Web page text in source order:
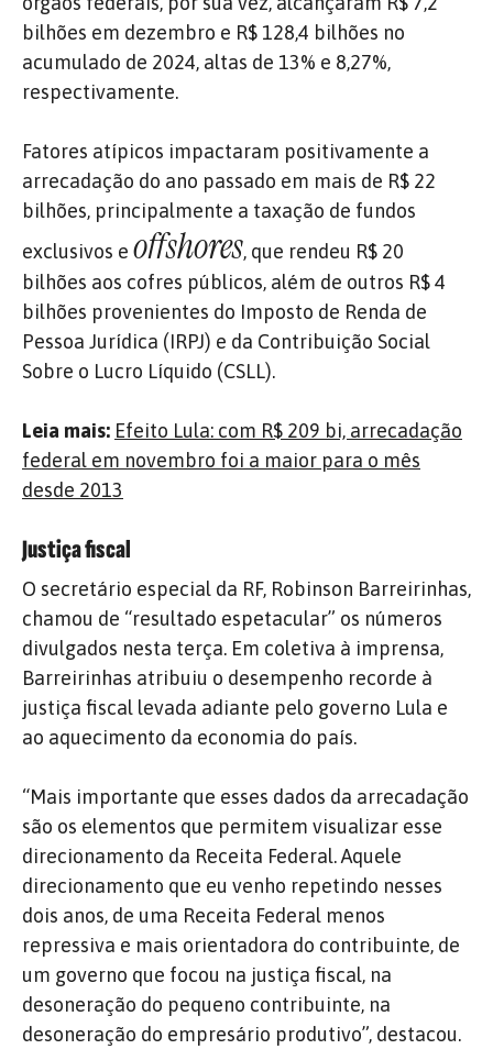
bilhões em dezembro e R$ 128,4 bilhões no
acumulado de 2024, altas de 13% e 8,27%,
respectivamente.
Fatores atípicos impactaram positivamente a
arrecadação do ano passado em mais de R$ 22
bilhões, principalmente a taxação de fundos
exclusivos e offshores, que rendeu R$ 20
bilhões aos cofres públicos, além de outros R$ 4
bilhões provenientes do Imposto de Renda de
Pessoa Jurídica (IRPJ) e da Contribuição Social
Sobre o Lucro Líquido (CSLL).
Leia mais: Efeito Lula: com R$ 209 bi, arrecadação
federal em novembro foi a maior para o mês
desde 2013
Justiça fiscal
O secretário especial da RF, Robinson Barreirinhas,
chamou de “resultado espetacular” os números
divulgados nesta terça. Em coletiva à imprensa,
Barreirinhas atribuiu o desempenho recorde à
justiça fiscal levada adiante pelo governo Lula e
ao aquecimento da economia do país.
“Mais importante que esses dados da arrecadação
são os elementos que permitem visualizar esse
direcionamento da Receita Federal. Aquele
direcionamento que eu venho repetindo nesses
dois anos, de uma Receita Federal menos
repressiva e mais orientadora do contribuinte, de
um governo que focou na justiça fiscal, na
desoneração do pequeno contribuinte, na
desoneração do empresário produtivo”, destacou.